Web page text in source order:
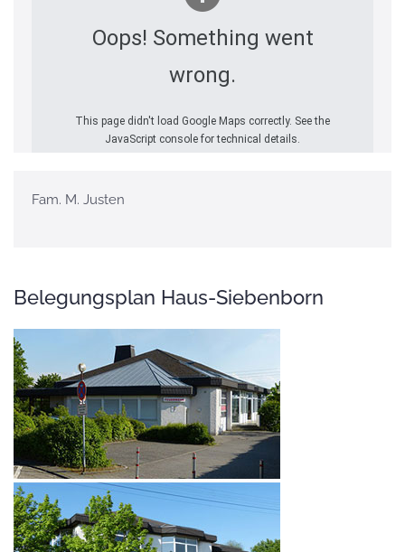
Oops! Something went
wrong.
This page didn't load Google Maps correctly. See the
JavaScript console for technical details.
Fam. M. Justen
Belegungsplan Haus-Siebenborn